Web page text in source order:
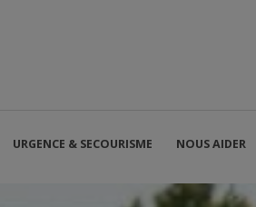
URGENCE & SECOURISME NOUS AIDER